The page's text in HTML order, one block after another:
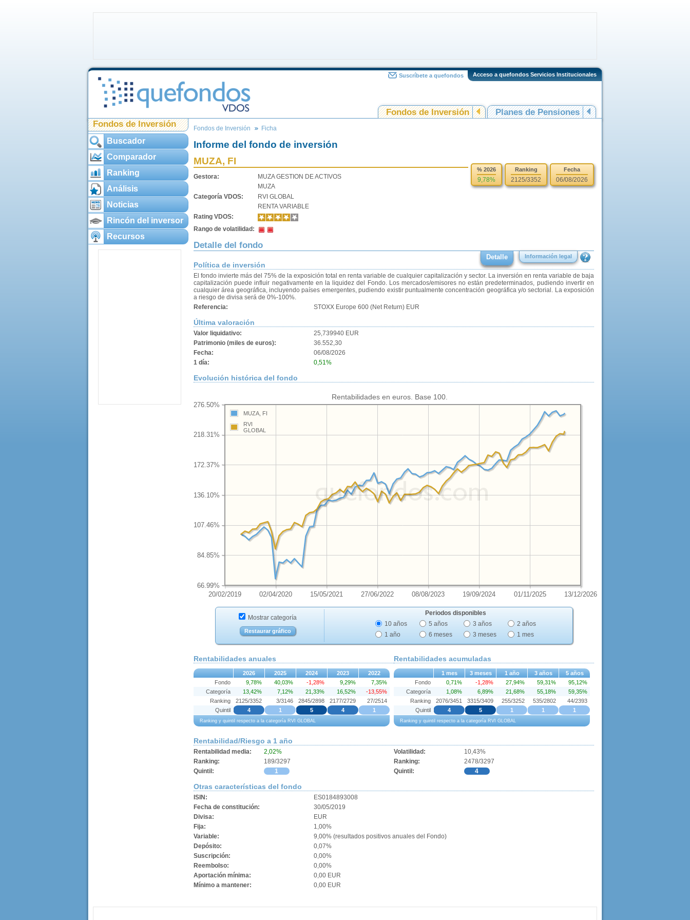
Acceso a quefondos Servicios Institucionales
Suscríbete a quefondos
Fondos de Inversión
Planes de Pensiones
Fondos de Inversión
Buscador
Comparador
Ranking
Análisis
Noticias
Rincón del inversor
Recursos
Fondos de Inversión Ficha
Informe del fondo de inversión
MUZA, FI
Gestora:
MUZA GESTION DE ACTIVOS
MUZA
Categoría VDOS:
RVI GLOBAL
RENTA VARIABLE
Rating VDOS:
Rango de volatilidad:
% 2026
9,78%
Ranking
2125/3352
Fecha
06/08/2026
Detalle del fondo
Detalle Información legal
Política de inversión
El fondo invierte más del 75% de la exposición total en renta variable de cualquier capitalización y sector. La inversión en renta variable de baja
capitalización puede influir negativamente en la liquidez del Fondo. Los mercados/emisores no están predeterminados, pudiendo invertir en
cualquier área geográfica, incluyendo países emergentes, pudiendo existir puntualmente concentración geográfica y/o sectorial. La exposición
a riesgo de divisa será de 0%-100%.
Referencia:
STOXX Europe 600 (Net Return) EUR
Última valoración
Valor liquidativo:
25,739940 EUR
Patrimonio (miles de euros):
36.552,30
Fecha:
06/08/2026
1 día:
0,51%
Evolución histórica del fondo
Rentabilidades en euros. Base 100.
20/02/2019 02/04/2020 15/05/2021 27/06/2022 08/08/2023 19/09/2024 01/11/2025 13/12/2026
66.99%
84.85%
107.46%
136.10%
172.37%
218.31%
276.50%
MUZA, FI
RVI
GLOBAL
Mostrar categoría
Restaurar gráfico
Periodos disponibles
10 años
5 años 3 años
2 años
1 año
6 meses 3 meses 1 mes
Rentabilidades anuales
2026 2025 2024 2023 2022
Ranking y quintil respecto a la categoría RVI GLOBAL
Fondo 9,78% 40,03% -1,28% 9,29%
7,35%
Categoría
13,42% 7,12% 21,33% 16,52%
-13,55%
Ranking
2125/3352 3/3146 2845/2898 2177/2729
27/2514
Quintil
4 1 5 4 1
Rentabilidades acumuladas
1 mes 3 meses 1 año 3 años 5 años
Ranking y quintil respecto a la categoría RVI GLOBAL
Fondo 0,71% -1,28% 27,94% 59,31%
95,12%
Categoría
1,08% 6,89% 21,68% 55,18%
59,35%
Ranking
2076/3451 3315/3409 255/3252 535/2802
44/2393
Quintil
4 5 1 1 1
Rentabilidad/Riesgo a 1 año
Rentabilidad media:
2,02%
Ranking:
189/3297
Quintil:
1
Volatilidad:
10,43%
Ranking:
2478/3297
Quintil:
4
Otras características del fondo
ISIN:
ES0184893008
Fecha de constitución:
30/05/2019
Divisa:
EUR
Fija:
1,00%
Variable:
9,00% (resultados positivos anuales del Fondo)
Depósito:
0,07%
Suscripción:
0,00%
Reembolso:
0,00%
Aportación mínima:
0,00 EUR
Mínimo a mantener:
0,00 EUR